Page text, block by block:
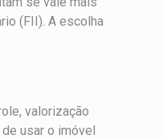
(FII). A escolha
valorização
usar o imóvel